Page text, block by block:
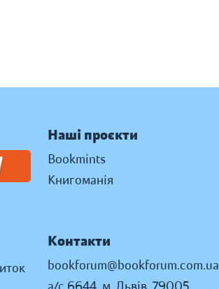
Наші проєкти
Bookmints
Книгоманія
Контакти
bookforum@bookforum.com.ua